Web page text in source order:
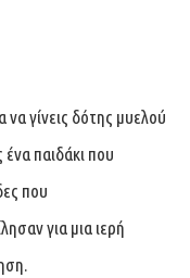
γίνεις δότης μυελού
παιδάκι που
που
για μια ιερή